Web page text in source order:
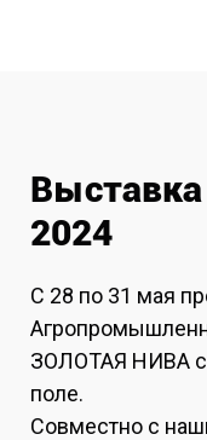
2024
С 28 по 31 мая
ЗОЛОТАЯ НИВА с
поле.
Совместно с